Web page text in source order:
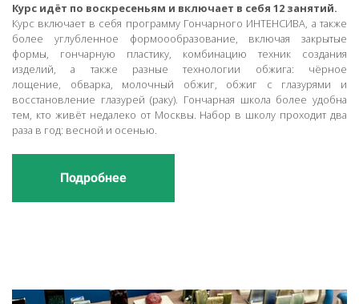
Курс идёт по воскресеньям и включает в себя 12 занятий.
Курс включает в себя программу Гончарного ИНТЕНСИВА, а также
более углубленное формоообразование, включая закрытые
формы, гончарную пластику, комбинацию техник создания
изделий, а также разные технологии обжига: чёрное
лощение, обварка, молочный обжиг, обжиг с глазурями и
восстановление глазурей (раку). Гончарная школа более удобна
тем, кто живёт недалеко от Москвы. Набор в школу проходит два
раза в год: весной и осенью.
Подробнее